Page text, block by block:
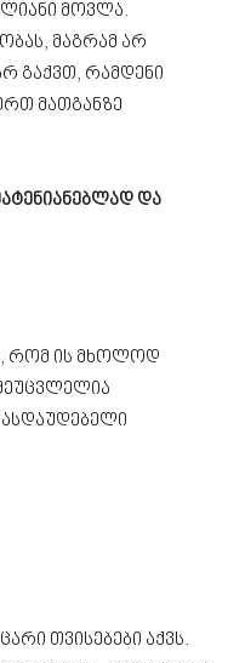
მოვლა.
მაგრამ არ
გაქვთ, რამდენი
მათგანზე
და
რომ ის მხოლოდ
თვისებები აქვს.